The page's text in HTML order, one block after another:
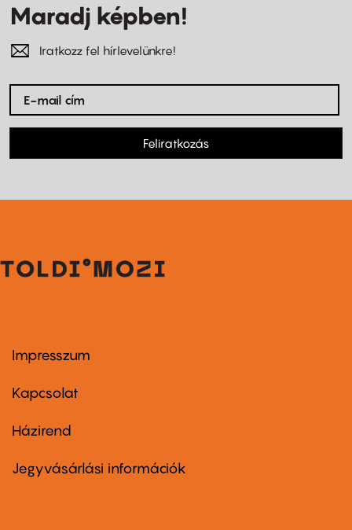
Maradj képben!
Iratkozz fel hírlevelünkre!
Feliratkozás
Footer
first
Impresszum
Kapcsolat
Footer
second
Házirend
Jegyvásárlási információk